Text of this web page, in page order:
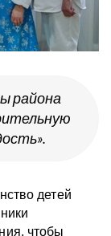
района
детей
чтобы